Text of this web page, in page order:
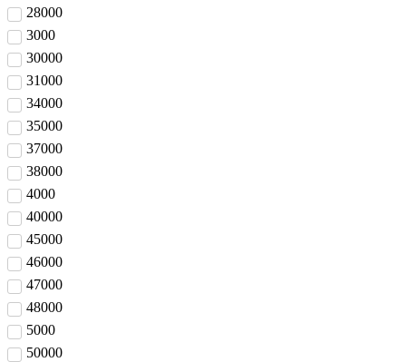
28000
3000
30000
31000
34000
35000
37000
38000
4000
40000
45000
46000
47000
48000
5000
50000